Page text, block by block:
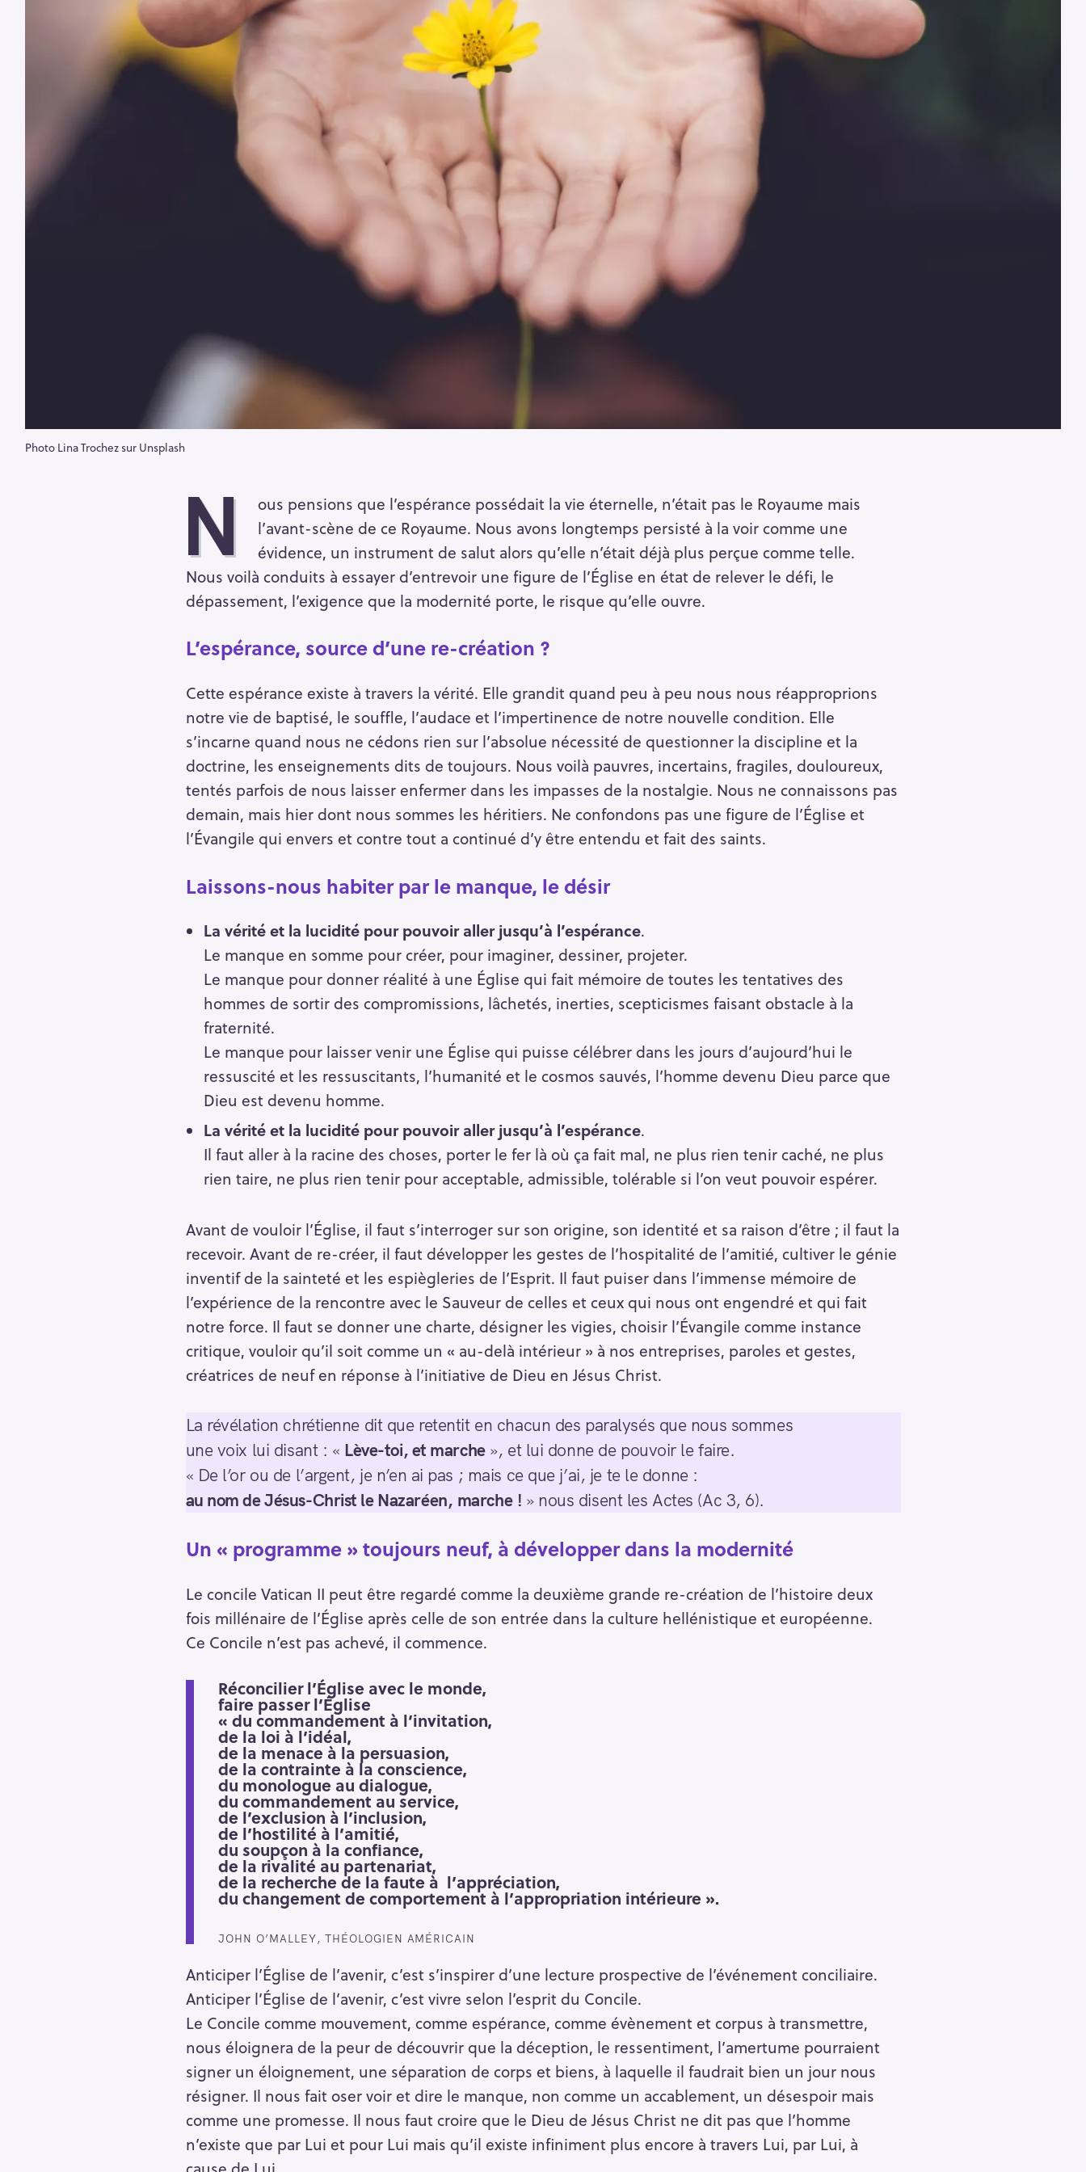
Photo Lina Trochez sur Unsplash
N
ous pensions que l’espérance possédait la vie éternelle, n’était pas le Royaume mais
l’avant-scène de ce Royaume. Nous avons longtemps persisté à la voir comme une
évidence, un instrument de salut alors qu’elle n’était déjà plus perçue comme telle.
Nous voilà conduits à essayer d’entrevoir une figure de l’Église en état de relever le défi, le
dépassement, l’exigence que la modernité porte, le risque qu’elle ouvre.
L’espérance, source d’une re-création ?
Cette espérance existe à travers la vérité. Elle grandit quand peu à peu nous nous réapproprions
notre vie de baptisé, le souffle, l’audace et l’impertinence de notre nouvelle condition. Elle
s’incarne quand nous ne cédons rien sur l’absolue nécessité de questionner la discipline et la
doctrine, les enseignements dits de toujours. Nous voilà pauvres, incertains, fragiles, douloureux,
tentés parfois de nous laisser enfermer dans les impasses de la nostalgie. Nous ne connaissons pas
demain, mais hier dont nous sommes les héritiers. Ne confondons pas une figure de l’Église et
l’Évangile qui envers et contre tout a continué d’y être entendu et fait des saints.
Laissons-nous habiter par le manque, le désir
La vérité et la lucidité pour pouvoir aller jusqu’à l’espérance.
Le manque en somme pour créer, pour imaginer, dessiner, projeter.
Le manque pour donner réalité à une Église qui fait mémoire de toutes les tentatives des
hommes de sortir des compromissions, lâchetés, inerties, scepticismes faisant obstacle à la
fraternité.
Le manque pour laisser venir une Église qui puisse célébrer dans les jours d’aujourd’hui le
ressuscité et les ressuscitants, l’humanité et le cosmos sauvés, l’homme devenu Dieu parce que
Dieu est devenu homme.
La vérité et la lucidité pour pouvoir aller jusqu’à l’espérance.
Il faut aller à la racine des choses, porter le fer là où ça fait mal, ne plus rien tenir caché, ne plus
rien taire, ne plus rien tenir pour acceptable, admissible, tolérable si l’on veut pouvoir espérer.
Avant de vouloir l’Église, il faut s’interroger sur son origine, son identité et sa raison d’être ; il faut la
recevoir. Avant de re-créer, il faut développer les gestes de l’hospitalité de l’amitié, cultiver le génie
inventif de la sainteté et les espiègleries de l’Esprit. Il faut puiser dans l’immense mémoire de
l’expérience de la rencontre avec le Sauveur de celles et ceux qui nous ont engendré et qui fait
notre force. Il faut se donner une charte, désigner les vigies, choisir l’Évangile comme instance
critique, vouloir qu’il soit comme un « au-delà intérieur » à nos entreprises, paroles et gestes,
créatrices de neuf en réponse à l’initiative de Dieu en Jésus Christ.
La révélation chrétienne dit que retentit en chacun des paralysés que nous sommes
une voix lui disant : « Lève-toi, et marche», et lui donne de pouvoir le faire.
« De l’or ou de l’argent, je n’en ai pas ; mais ce que j’ai, je te le donne :
au nom de Jésus-Christ le Nazaréen, marche ! » nous disent les Actes (Ac 3, 6).
Un « programme » toujours neuf, à développer dans la modernité
Le concile Vatican II peut être regardé comme la deuxième grande re-création de l’histoire deux
fois millénaire de l’Église après celle de son entrée dans la culture hellénistique et européenne.
Ce Concile n’est pas achevé, il commence.
Réconcilier l’Église avec le monde,
faire passer l’Église
« du commandement à l’invitation,
de la loi à l’idéal,
de la menace à la persuasion,
de la contrainte à la conscience,
du monologue au dialogue,
du commandement au service,
de l’exclusion à l’inclusion,
de l’hostilité à l’amitié,
du soupçon à la confiance,
de la rivalité au partenariat,
de la recherche de la faute à l’appréciation,
du changement de comportement à l’appropriation intérieure ».
JOHN O’MALLEY, THÉOLOGIEN AMÉRICAIN
Anticiper l’Église de l’avenir, c’est s’inspirer d’une lecture prospective de l’événement conciliaire.
Anticiper l’Église de l’avenir, c’est vivre selon l’esprit du Concile.
Le Concile comme mouvement, comme espérance, comme évènement et corpus à transmettre,
nous éloignera de la peur de découvrir que la déception, le ressentiment, l’amertume pourraient
signer un éloignement, une séparation de corps et biens, à laquelle il faudrait bien un jour nous
résigner. Il nous fait oser voir et dire le manque, non comme un accablement, un désespoir mais
comme une promesse. Il nous faut croire que le Dieu de Jésus Christ ne dit pas que l’homme
n’existe que par Lui et pour Lui mais qu’il existe infiniment plus encore à travers Lui, par Lui, à